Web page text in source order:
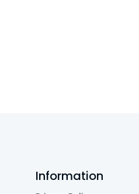
Information